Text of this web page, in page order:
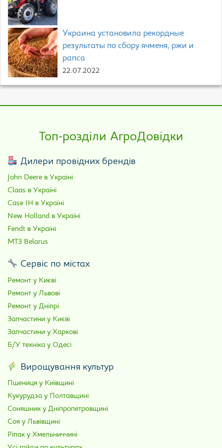
Украина установила рекордные
результаты по сбору ячменя, ржи и
рапса
22.07.2022
Топ-розділи АгроДовідки
Дилери провідних брендів
John Deere в Україні
Claas в Україні
Case IH в Україні
New Holland в Україні
Fendt в Україні
МТЗ Belarus
Сервіс по містах
Ремонт у Києві
Ремонт у Львові
Ремонт у Дніпрі
Запчастини у Києві
Запчастини у Харкові
Б/У техніка у Одесі
Вирощування культур
Пшениця у Київщині
Кукурудза у Полтавщині
Соняшник у Дніпропетровщині
Соя у Львівщині
Ріпак у Хмельниччині